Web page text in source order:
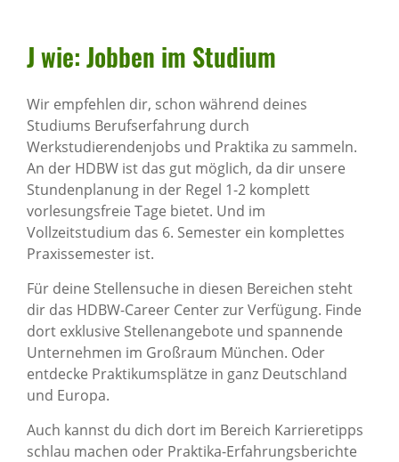
J wie: Jobben im Studium
Wir empfehlen dir, schon während deines
Studiums Berufserfahrung durch
Werkstudierendenjobs und Praktika zu sammeln.
An der HDBW ist das gut möglich, da dir unsere
Stundenplanung in der Regel 1-2 komplett
vorlesungsfreie Tage bietet. Und im
Vollzeitstudium das 6. Semester ein komplettes
Praxissemester ist.
Für deine Stellensuche in diesen Bereichen steht
dir das HDBW-Career Center zur Verfügung. Finde
dort exklusive Stellenangebote und spannende
Unternehmen im Großraum München. Oder
entdecke Praktikumsplätze in ganz Deutschland
und Europa.
Auch kannst du dich dort im Bereich Karrieretipps
schlau machen oder Praktika-Erfahrungsberichte